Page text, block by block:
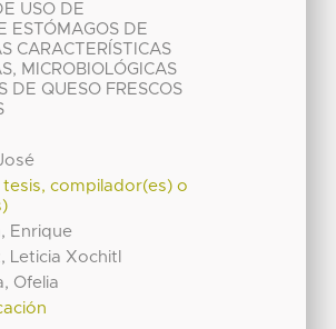
USO DE
ESTÓMAGOS DE
CARACTERÍSTICAS
MICROBIOLÓGICAS
DE QUESO FRESCOS
compilador(es) o
Enrique
Leticia Xochitl
Ofelia